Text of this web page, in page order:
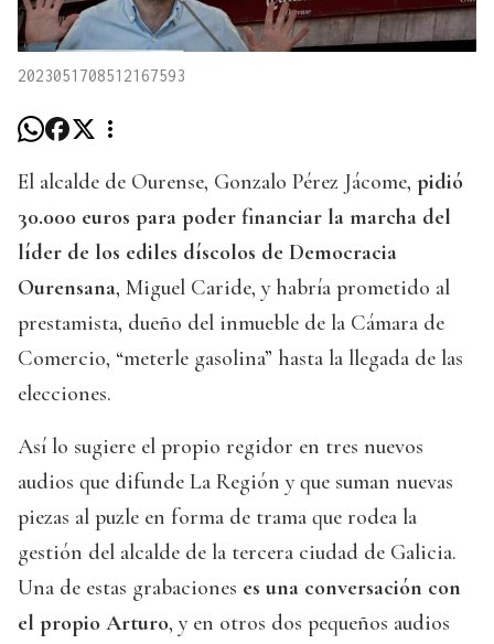
2023051708512167593
El alcalde de Ourense, Gonzalo Pérez Jácome, pidió
30.000 euros para poder financiar la marcha del
líder de los ediles díscolos de Democracia
Ourensana, Miguel Caride, y habría prometido al
prestamista, dueño del inmueble de la Cámara de
Comercio, “meterle gasolina” hasta la llegada de las
elecciones.
Así lo sugiere el propio regidor en tres nuevos
audios que difunde La Región y que suman nuevas
piezas al puzle en forma de trama que rodea la
gestión del alcalde de la tercera ciudad de Galicia.
Una de estas grabaciones es una conversación con
el propio Arturo, y en otros dos pequeños audios